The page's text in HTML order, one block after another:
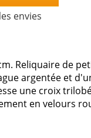
envies
Reliquaire de
argentée et
une croix
en velours